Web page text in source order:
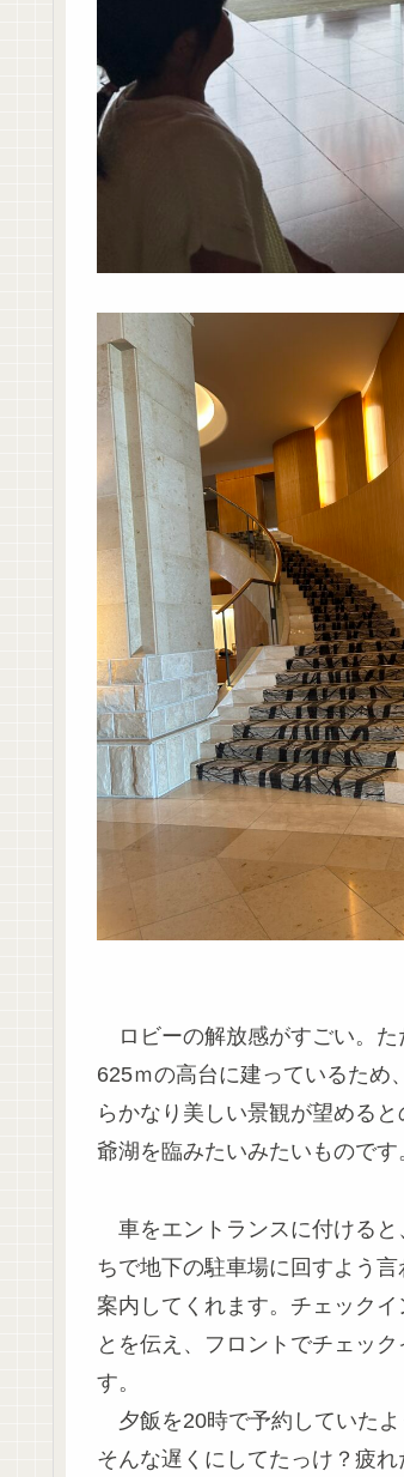
ロビーの解放感がすごい。た
625ｍの高台に建っているため
らかなり美しい景観が望める
爺湖を臨みたいみたいものです
車をエントランスに付けると
ちで地下の駐車場に回すよう
案内してくれます。チェック
とを伝え、フロントでチェッ
す。
夕飯を20時で予約していたよ
そんな遅くにしてたっけ？疲